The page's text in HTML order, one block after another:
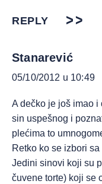
REPLY
Stanarević
05/10/2012 u 10:49
A dečko je još imao
sin uspešnog i
plećima to
Retko ko se izbori
Jedini sinovi koji su
čuvene torte) koji se